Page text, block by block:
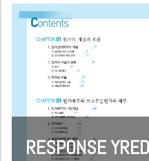
RESPONSE